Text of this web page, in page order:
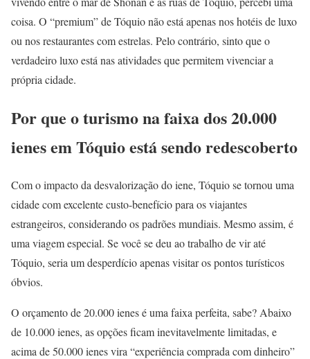
coisa. O “premium” de Tóquio não está apenas nos hotéis de luxo
ou nos restaurantes com estrelas. Pelo contrário, sinto que o
verdadeiro luxo está nas atividades que permitem vivenciar a
própria cidade.
Por que o turismo na faixa dos 20.000
ienes em Tóquio está sendo redescoberto
Com o impacto da desvalorização do iene, Tóquio se tornou uma
cidade com excelente custo-benefício para os viajantes
estrangeiros, considerando os padrões mundiais. Mesmo assim, é
uma viagem especial. Se você se deu ao trabalho de vir até
Tóquio, seria um desperdício apenas visitar os pontos turísticos
óbvios.
O orçamento de 20.000 ienes é uma faixa perfeita, sabe? Abaixo
de 10.000 ienes, as opções ficam inevitavelmente limitadas, e
acima de 50.000 ienes vira “experiência comprada com dinheiro”